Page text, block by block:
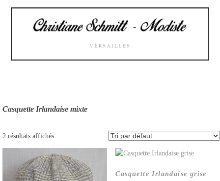
Casquette Irlandaise mixte
2 résultats affichés
Casquette Irlandaise grise